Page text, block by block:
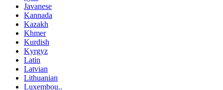
Javanese
Kannada
Kazakh
Khmer
Kurdish
Kyrgyz
Latin
Latvian
Lithuanian
Luxembou..